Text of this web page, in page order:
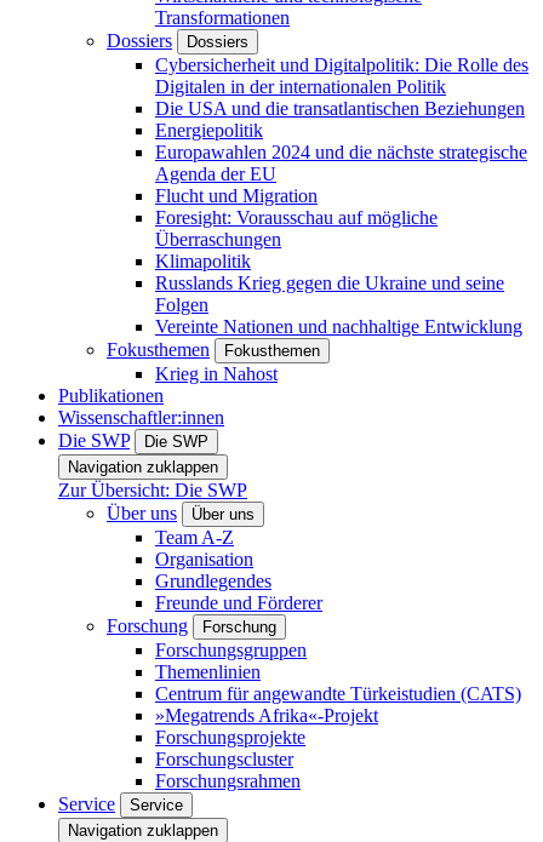
Transformationen
Dossiers
Dossiers
Cybersicherheit und Digitalpolitik: Die Rolle des
Digitalen in der internationalen Politik
Die USA und die transatlantischen Beziehungen
Energiepolitik
Europawahlen 2024 und die nächste strategische
Agenda der EU
Flucht und Migration
Foresight: Vorausschau auf mögliche
Überraschungen
Klimapolitik
Russlands Krieg gegen die Ukraine und seine
Folgen
Vereinte Nationen und nachhaltige Entwicklung
Fokusthemen
Fokusthemen
Krieg in Nahost
Publikationen
Wissenschaftler:innen
Die SWP
Die SWP
Navigation zuklappen
Zur Übersicht: Die SWP
Über uns
Über uns
Team A-Z
Organisation
Grundlegendes
Freunde und Förderer
Forschung
Forschung
Forschungsgruppen
Themenlinien
Centrum für angewandte Türkeistudien (CATS)
»Megatrends Afrika«-Projekt
Forschungsprojekte
Forschungscluster
Forschungsrahmen
Service
Service
Navigation zuklappen